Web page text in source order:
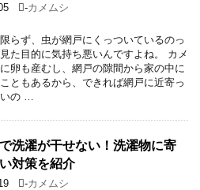
-カメムシ
らず、虫が網戸にくっついているのっ
た目的に気持ち悪いんですよね。 カメ
卵も産むし、網戸の隙間から家の中に
ともあるから、できれば網戸に近寄っ
の …
洗濯が干せない！洗濯物に寄
対策を紹介
-カメムシ